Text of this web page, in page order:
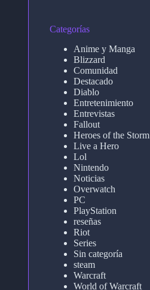
Categorías
Anime y Manga
Blizzard
Comunidad
Destacado
Diablo
Entretenimiento
Entrevistas
Fallout
Heroes of the Storm
Live a Hero
Lol
Nintendo
Noticias
Overwatch
PC
PlayStation
reseñas
Riot
Series
Sin categoría
steam
Warcraft
World of Warcraft